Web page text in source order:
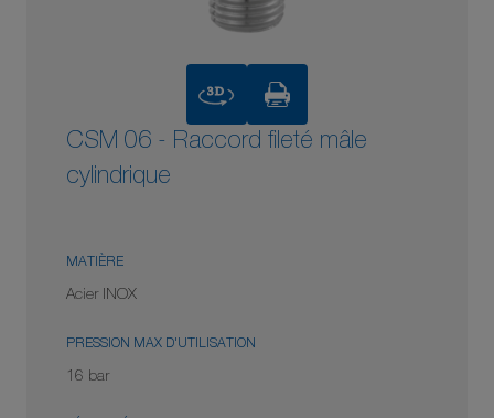
3D
CSM 06 - Raccord fileté mâle
cylindrique
MATIÈRE
Acier INOX
PRESSION MAX D'UTILISATION
16 bar